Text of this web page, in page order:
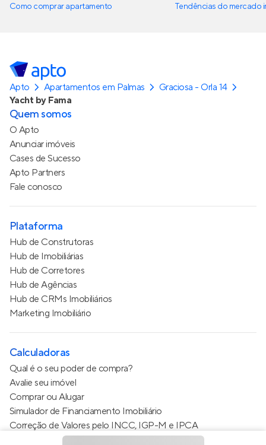
Como comprar apartamento
Tendências do mercado
Apto Apartamentos em Palmas
Graciosa - Orla 14
Yacht by Fama
Quem somos
O Apto
Anunciar imóveis
Cases de Sucesso
Apto Partners
Fale conosco
Plataforma
Hub de Construtoras
Hub de Imobiliárias
Hub de Corretores
Hub de Agências
Hub de CRMs Imobiliários
Marketing Imobiliário
Calculadoras
Qual é o seu poder de compra?
Avalie seu imóvel
Comprar ou Alugar
Simulador de Financiamento Imobiliário
Correção de Valores pelo INCC, IGP-M e IPCA
Estimativa de valor do condomínio